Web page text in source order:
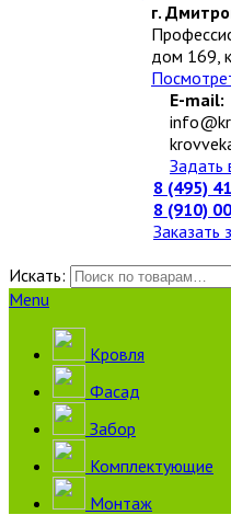
г.
дом 169,
E-mail:
Задать
8 (495)
8 (910)
Заказать
Искать:
Menu
Кровля
Фасад
Забор
Комплектующие
Монтаж